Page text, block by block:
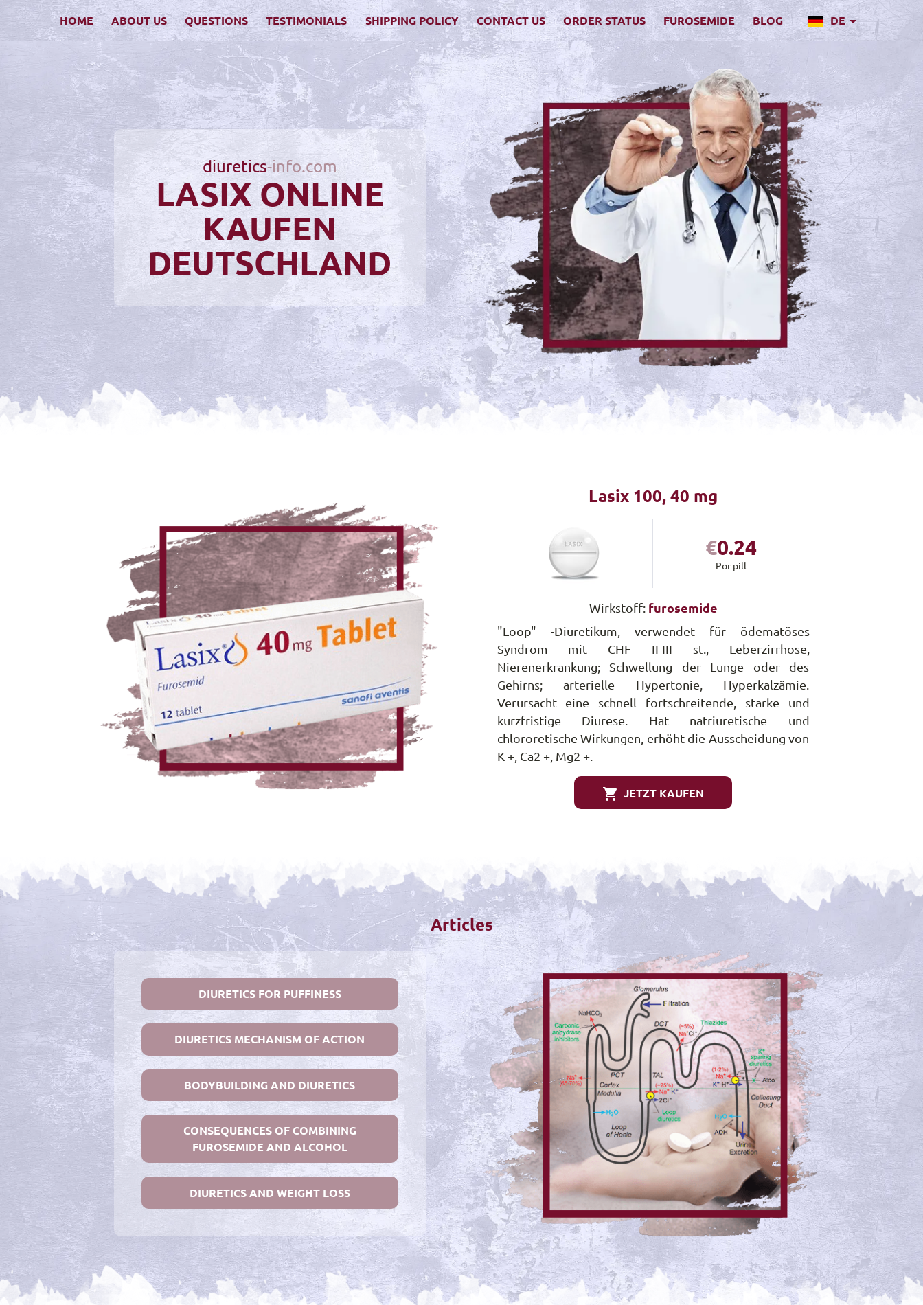
HOME ABOUT US QUESTIONS TESTIMONIALS SHIPPING POLICY CONTACT US ORDER STATUS FUROSEMIDE BLOG DE
diuretics-info.com
LASIX ONLINE
KAUFEN
DEUTSCHLAND
Lasix 100, 40 mg
€0.24
Por pill
Wirkstoff: furosemide
"Loop" -Diuretikum, verwendet für ödematöses
Syndrom mit CHF II-III st., Leberzirrhose,
Nierenerkrankung; Schwellung der Lunge oder des
Gehirns; arterielle Hypertonie, Hyperkalzämie.
Verursacht eine schnell fortschreitende, starke und
kurzfristige Diurese. Hat natriuretische und
chlororetische Wirkungen, erhöht die Ausscheidung von
K +, Ca2 +, Mg2 +.
JETZT KAUFEN
Articles
DIURETICS FOR PUFFINESS
DIURETICS MECHANISM OF ACTION
BODYBUILDING AND DIURETICS
CONSEQUENCES OF COMBINING
FUROSEMIDE AND ALCOHOL
DIURETICS AND WEIGHT LOSS